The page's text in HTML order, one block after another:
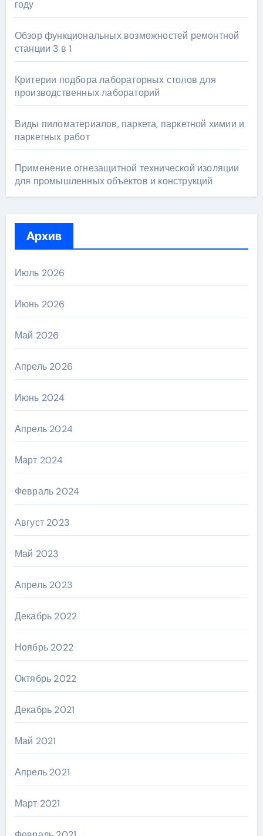
году
Обзор функциональных возможностей ремонтной
станции 3 в 1
Критерии подбора лабораторных столов для
производственных лабораторий
Виды пиломатериалов, паркета, паркетной химии и
паркетных работ
Применение огнезащитной технической изоляции
для промышленных объектов и конструкций
Архив
Июль 2026
Июнь 2026
Май 2026
Апрель 2026
Июнь 2024
Апрель 2024
Март 2024
Февраль 2024
Август 2023
Май 2023
Апрель 2023
Декабрь 2022
Ноябрь 2022
Октябрь 2022
Декабрь 2021
Май 2021
Апрель 2021
Март 2021